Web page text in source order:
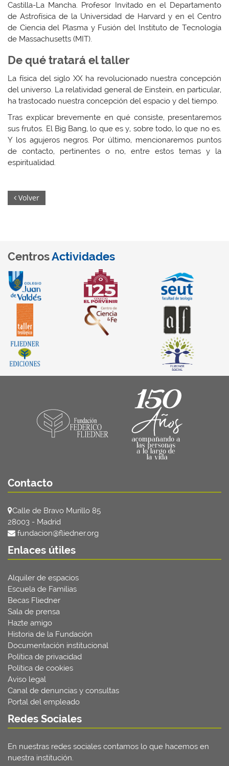
Castilla-La Mancha. Profesor Invitado en el Departamento
de Astrofísica de la Universidad de Harvard y en el Centro
de Ciencia del Plasma y Fusión del Instituto de Tecnología
de Massachusetts (MIT).
De qué tratará el taller
La física del siglo XX ha revolucionado nuestra concepción
del universo. La relatividad general de Einstein, en particular,
ha trastocado nuestra concepción del espacio y del tiempo.
Tras explicar brevemente en qué consiste, presentaremos
sus frutos. El Big Bang, lo que es y, sobre todo, lo que no es.
Y los agujeros negros. Por último, mencionaremos puntos
de contacto, pertinentes o no, entre estos temas y la
espiritualidad.
Volver
CentrosActividades
Contacto
Calle de Bravo Murillo 85
28003 - Madrid
fundacion@fliedner.org
Enlaces útiles
Alquiler de espacios
Escuela de Familias
Becas Fliedner
Sala de prensa
Hazte amigo
Historia de la Fundación
Documentación institucional
Política de privacidad
Política de cookies
Aviso legal
Canal de denuncias y consultas
Portal del empleado
Redes Sociales
En nuestras redes sociales contamos lo que hacemos en
nuestra institución.